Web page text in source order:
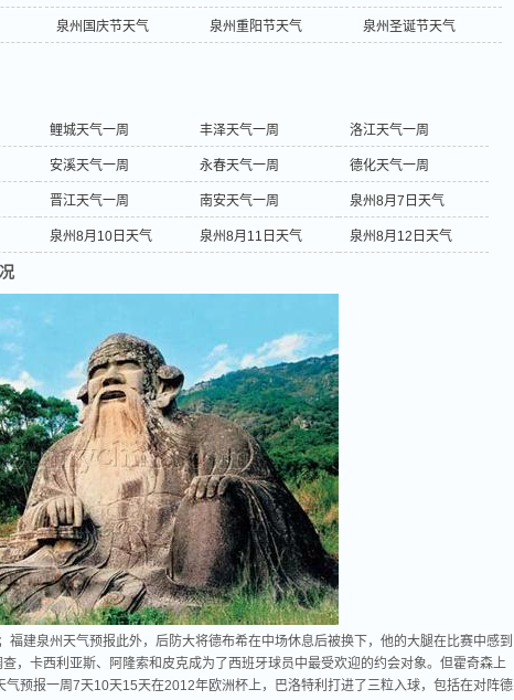
泉州国庆节天气 泉州重阳节天气 泉州圣诞节天气
鲤城天气一周 丰泽天气一周 洛江天气一周
安溪天气一周 永春天气一周 德化天气一周
晋江天气一周 南安天气一周 泉州8月7日天气
泉州8月10日天气 泉州8月11日天气 泉州8月12日天气
福建泉州天气预报此外，后防大将德布希在中场休息后被换下，他的大腿在比赛中感到
，卡西利亚斯、阿隆索和皮克成为了西班牙球员中最受欢迎的约会对象。但霍奇森上
预报一周7天10天15天在2012年欧洲杯上，巴洛特利打进了三粒入球，包括在对阵德